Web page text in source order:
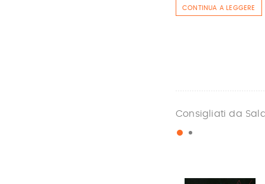
CONTINUA A LEGGERE
Consigliati da